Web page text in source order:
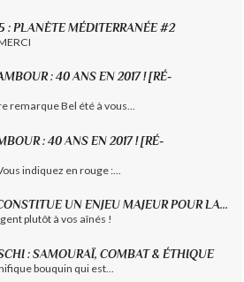
: PLANÈTE MÉDITERRANÉE #2
: 40 ANS EN 2017 ! [RÉ-
remarque Bel été à vous...
: 40 ANS EN 2017 ! [RÉ-
indiquez en rouge :...
UN ENJEU MAJEUR POUR LA...
plutôt à vos aînés !
: SAMOURAÏ, COMBAT & ÉTHIQUE
bouquin qui est...